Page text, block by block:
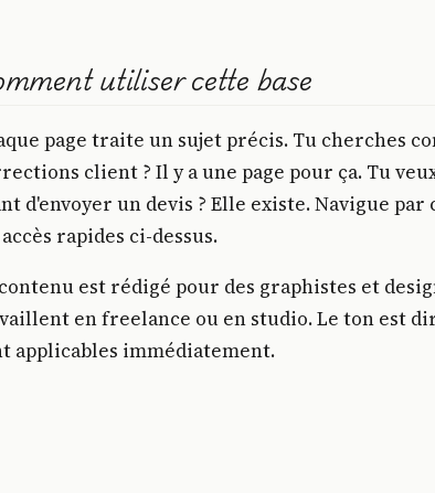
utiliser cette base
page traite un sujet précis. Tu cherches
client ? Il y a une page pour ça. Tu
d'envoyer un devis ? Elle existe. Navigue
rapides ci-dessus.
est rédigé pour des graphistes et
en freelance ou en studio. Le ton est
applicables immédiatement.